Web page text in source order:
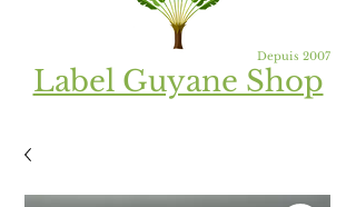
Depuis 2007
Label Guyane Shop